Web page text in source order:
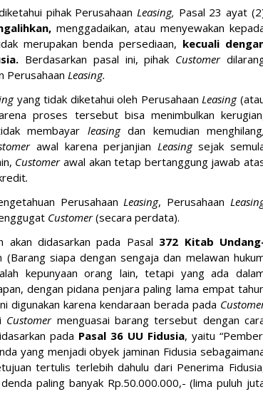
pihak Perusahaan Leasing, Pasal 23 ayat
menggadaikan, atau menyewakan
merupakan benda persediaan, kecuali
Berdasarkan pasal ini, pihak Customer
Perusahaan Leasing.
yang tidak diketahui oleh Perusahaan Leasing
proses tersebut bisa menimbulkan
membayar leasingdan kemudian menghilang
awal karena perjanjian Leasingsejak
Customerawal akan tetap bertanggung jawab
.
Perusahaan Leasing, Perusahaan
Customer(secara perdata).
akan didasarkan pada Pasal 372 Kitab
siapa dengan sengaja dan melawan
kepunyaan orang lain, tetapi yang ada
dengan pidana penjara paling lama empat
digunakan karena kendaraan berada pada
Customer menguasai barang tersebut dengan
pada Pasal 36 UU Fidusia, yaitu
yang menjadi obyek jaminan Fidusia
tertulis terlebih dahulu dari Penerima
paling banyak Rp.50.000.000,- (lima puluh